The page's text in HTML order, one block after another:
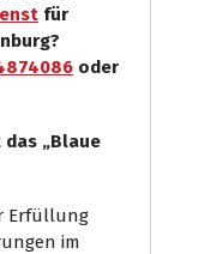
für
oder
„Blaue
Erfüllung
im